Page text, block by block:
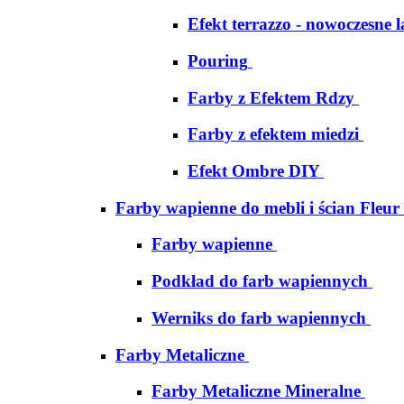
Efekt terrazzo - nowoczesne
Pouring
Farby z Efektem Rdzy
Farby z efektem miedzi
Efekt Ombre DIY
Farby wapienne do mebli i ścian Fleur
Farby wapienne
Podkład do farb wapiennych
Werniks do farb wapiennych
Farby Metaliczne
Farby Metaliczne Mineralne